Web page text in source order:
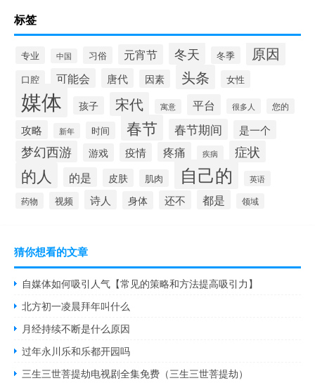
标签
专业 中国 习俗 元宵节 冬天 冬季 原因
口腔 可能会 唐代 因素 头条 女性
媒体 孩子 宋代 寓意 平台 很多人 您的
攻略 新年 时间 春节 春节期间 是一个
梦幻西游 游戏 疫情 疼痛 疾病 症状
的人 的是 皮肤 肌肉 自己的 英语
药物 视频 诗人 身体 还不 都是 领域
猜你想看的文章
自媒体如何吸引人气【常见的策略和方法提高吸引力】
北方初一凌晨拜年叫什么
月经持续不断是什么原因
过年永川乐和乐都开园吗
三生三世菩提劫电视剧全集免费（三生三世菩提劫）